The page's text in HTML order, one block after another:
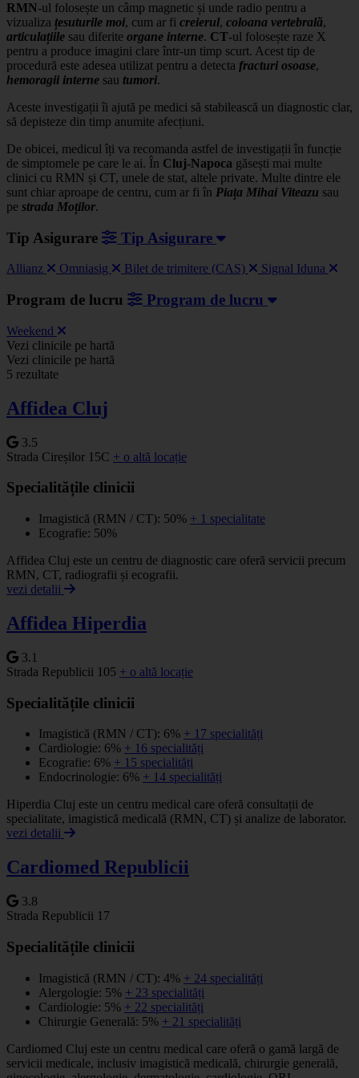
RMN-ul folosește un câmp magnetic și unde radio pentru a
vizualiza țesuturile moi, cum ar fi creierul, coloana vertebrală,
articulațiile sau diferite organe interne. CT-ul folosește raze X
pentru a produce imagini clare într-un timp scurt. Acest tip de
procedură este adesea utilizat pentru a detecta fracturi osoase,
hemoragii interne sau tumori.
Aceste investigații îi ajută pe medici să stabilească un diagnostic clar,
să depisteze din timp anumite afecțiuni.
De obicei, medicul îți va recomanda astfel de investigații în funcție
de simptomele pe care le ai. În Cluj-Napoca găsești mai multe
clinici cu RMN și CT, unele de stat, altele private. Multe dintre ele
sunt chiar aproape de centru, cum ar fi în Piața Mihai Viteazu sau
pe strada Moților.
Tip Asigurare Tip Asigurare
Allianz Omniasig Bilet de trimitere (CAS) Signal Iduna
Program de lucru Program de lucru
Weekend
+
−
Vezi clinicile pe hartă
Vezi clinicile pe hartă
5 rezultate
Affidea Cluj
3.5
Strada Cireșilor 15C + o altă locație
Specialitățile clinicii
Imagistică (RMN / CT): 50% + 1 specialitate
Ecografie: 50%
Affidea Cluj este un centru de diagnostic care oferă servicii precum
RMN, CT, radiografii și ecografii.
vezi detalii
Affidea Hiperdia
3.1
Strada Republicii 105 + o altă locație
Specialitățile clinicii
Imagistică (RMN / CT): 6% + 17 specialități
Cardiologie: 6% + 16 specialități
Ecografie: 6% + 15 specialități
Endocrinologie: 6% + 14 specialități
Hiperdia Cluj este un centru medical care oferă consultații de
specialitate, imagistică medicală (RMN, CT) și analize de laborator.
vezi detalii
Cardiomed Republicii
3.8
Strada Republicii 17
Specialitățile clinicii
Imagistică (RMN / CT): 4% + 24 specialități
Alergologie: 5% + 23 specialități
Cardiologie: 5% + 22 specialități
Chirurgie Generală: 5% + 21 specialități
Cardiomed Cluj este un centru medical care oferă o gamă largă de
servicii medicale, inclusiv imagistică medicală, chirurgie generală,